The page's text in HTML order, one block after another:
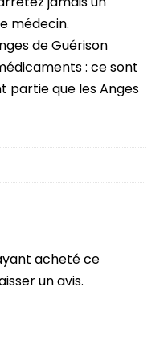
médecin.
de Guérison
: ce sont
partie que les Anges
acheté ce
un avis.